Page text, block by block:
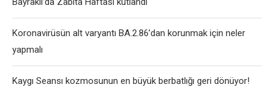
Koronavirüsün alt varyantı BA.2.86’dan korunmak için neler
yapmalı
Kaygı Seansı kozmosunun en büyük berbatlığı geri dönüyor!